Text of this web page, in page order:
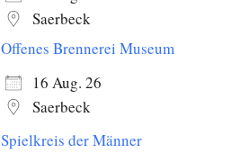
Saerbeck
Offenes Brennerei Museum
16 Aug. 26
Saerbeck
Spielkreis der Männer